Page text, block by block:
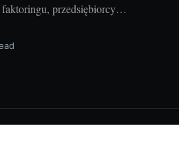
przedsiębiorcy
niespłacone faktury w
zatrzymania przepływu